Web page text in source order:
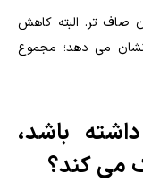
صاف تر. البته کاهش
می دهد؛ مجموع
باشد،
می کند؟